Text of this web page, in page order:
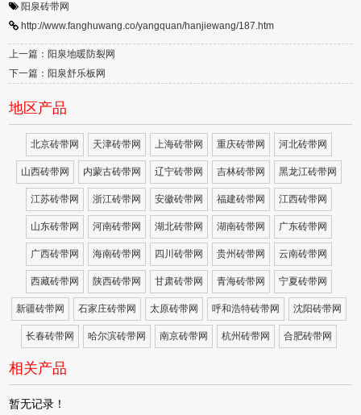
阳泉砖带网
http://www.fanghuwang.co/yangquan/hanjiewang/187.htm
上一篇：阳泉地暖防裂网
下一篇：阳泉舒乐板网
地区产品
北京砖带网 天津砖带网 上海砖带网 重庆砖带网 河北砖带网
山西砖带网 内蒙古砖带网 辽宁砖带网 吉林砖带网 黑龙江砖带网
江苏砖带网 浙江砖带网 安徽砖带网 福建砖带网 江西砖带网
山东砖带网 河南砖带网 湖北砖带网 湖南砖带网 广东砖带网
广西砖带网 海南砖带网 四川砖带网 贵州砖带网 云南砖带网
西藏砖带网 陕西砖带网 甘肃砖带网 青海砖带网 宁夏砖带网
新疆砖带网 石家庄砖带网 太原砖带网 呼和浩特砖带网 沈阳砖带网
长春砖带网 哈尔滨砖带网 南京砖带网 杭州砖带网 合肥砖带网
相关产品
暂无记录！